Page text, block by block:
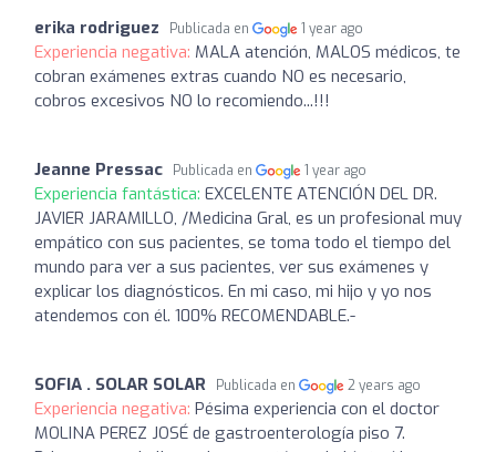
erika rodriguez Publicada en 1 year ago
Experiencia negativa: MALA atención, MALOS médicos, te
cobran exámenes extras cuando NO es necesario,
cobros excesivos NO lo recomiendo...!!!
Jeanne Pressac Publicada en 1 year ago
Experiencia fantástica: EXCELENTE ATENCIÓN DEL DR.
JAVIER JARAMILLO, /Medicina Gral, es un profesional muy
empático con sus pacientes, se toma todo el tiempo del
mundo para ver a sus pacientes, ver sus exámenes y
explicar los diagnósticos. En mi caso, mi hijo y yo nos
atendemos con él. 100% RECOMENDABLE.-
SOFIA . SOLAR SOLAR Publicada en 2 years ago
Experiencia negativa: Pésima experiencia con el doctor
MOLINA PEREZ JOSÉ de gastroenterología piso 7.